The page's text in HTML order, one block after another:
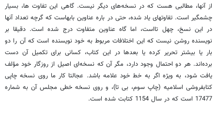
از آنها، مطالبی هست که در نسخه‌های دیگر نیست. گاهی این تفاوت ها، بسیار
چشمگیر است. تفاوتهای یاد شده، حتی در باره عناوین بابهاست که گرچه تعداد آنها
در این نسخ، چهل تااست، اما گاه عناوین متفاوت درج شده است. دقیقا بر
نویسنده روشن نیست که این اختلافات مربوط به خود نویسنده است که آن را دو
بار یا بیشتر تحریر کرده یا بعدها در این کتاب، کسانی برای تکمیل آن دست
برده‌اند. هر دو احتمال وجود دارد، مگر آن که نسخه‌ای اصیل از روزگار خود مؤلف
یافت شود، به ویژه اگر به خط خود علامه باشد. عجالتا کار ما روی نسخه چاپی
کتابفروشی اسلامیه (چاپ سوم، بی تا)، و روی نسخه خطی مجلس آن به شماره
17477 است که در سال 1154 کتابت شده است.